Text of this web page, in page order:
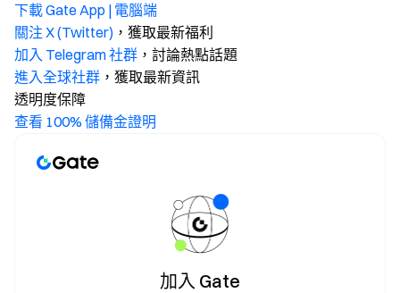
下載 Gate App | 電腦端
關注 X (Twitter) ，獲取最新福利
加入 Telegram 社群 ，討論熱點話題
進入全球社群 ，獲取最新資訊
透明度保障
查看 100% 儲備金證明
加入 Gate